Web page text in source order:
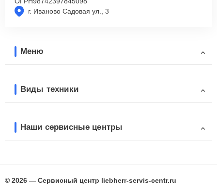
г. Иваново Садовая ул., 3
Меню
Виды техники
Наши сервисные центры
© 2026 — Сервисный центр liebherr-servis-centr.ru